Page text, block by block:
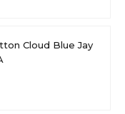
Cloud Blue Jay